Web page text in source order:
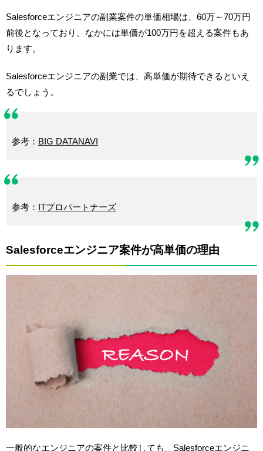
Salesforceエンジニアの副業案件の単価相場は、60万～70万円
前後となっており、なかには単価が100万円を超える案件もあ
ります。
Salesforceエンジニアの副業では、高単価が期待できるといえ
るでしょう。
参考： BIG DATANAVI
参考： ITプロパートナーズ
Salesforceエンジニア案件が高単価の理由
一般的なエンジニアの案件と比較しても、Salesforceエンジニ